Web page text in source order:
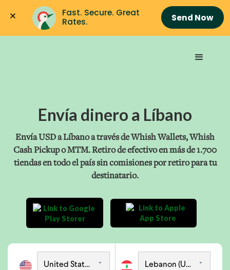
Fast. Secure. Great
Rates.
Send Now
Envía dinero a Líbano
Envía USD a Líbano a través de Whish Wallets, Whish
Cash Pickup o MTM. Retiro de efectivo en más de 1.700
tiendas en todo el país sin comisiones por retiro para tu
destinatario.